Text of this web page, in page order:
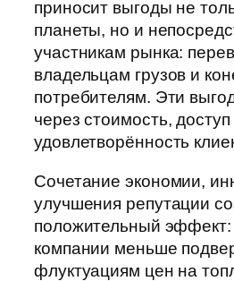
приносит выгоды не
планеты, но и
участникам рынка:
владельцам грузов и
потребителям. Эти
через стоимость,
удовлетворённость
Сочетание экономии,
улучшения репутации
положительный эффект:
компании меньше
флуктуациям цен на